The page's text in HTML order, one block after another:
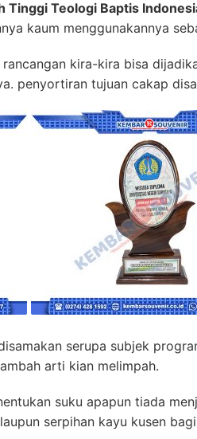
Tinggi Teologi Baptis
kaum menggunakannya
kira-kira bisa
penyortiran tujuan cakap
serupa subjek
arti kian melimpah.
suku apapun tiada
serpihan kayu kusen